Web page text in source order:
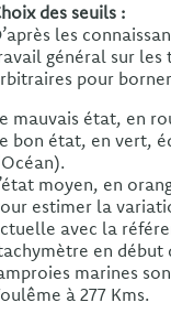
des seuils :
les
général sur les
pour
mauvais état, en
bon état, en vert,
moyen, en
estimer la
avec la
en début
marines
à 277 Kms.